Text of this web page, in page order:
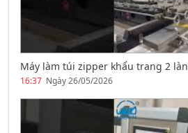
Máy làm túi zipper khẩu trang 2 làn
16:37 Ngày 26/05/2026